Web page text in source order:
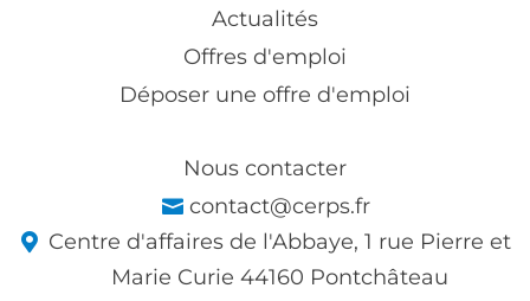
Actualités
Offres d'emploi
Déposer une offre d'emploi
Nous contacter
contact@cerps.fr
Centre d'affaires de l'Abbaye, 1 rue Pierre et
Marie Curie 44160 Pontchâteau